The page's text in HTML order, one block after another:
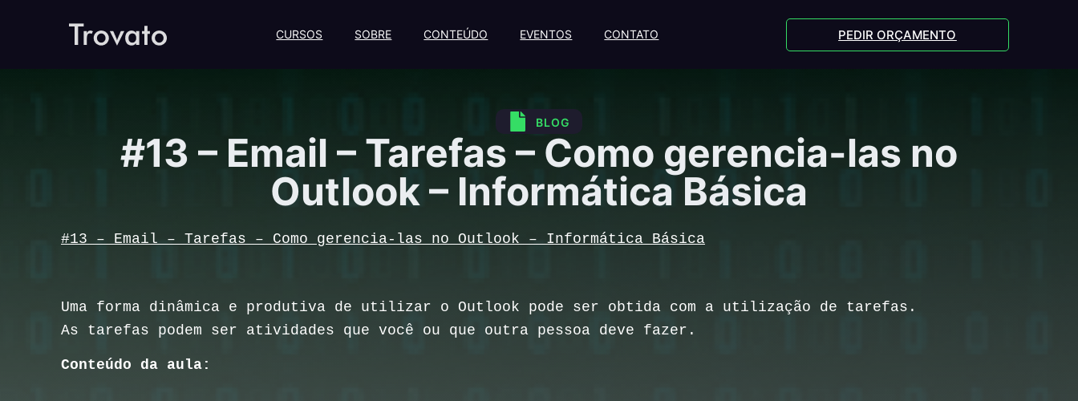
CURSOS SOBRE CONTEÚDO EVENTOS CONTATO PEDIR ORÇAMENTO
BLOG
#13 – Email – Tarefas – Como gerencia-las no
Outlook – Informática Básica
#13 – Email – Tarefas – Como gerencia-las no Outlook – Informática Básica
Uma forma dinâmica e produtiva de utilizar o Outlook pode ser obtida com a utilização de tarefas.
As tarefas podem ser atividades que você ou que outra pessoa deve fazer.
Conteúdo da aula: